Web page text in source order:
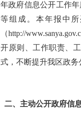
年政府信息公开工作
等组成。本年报中
（http://
开原则、工作职责、
式，不断提升我区政
二、主动公开政府信